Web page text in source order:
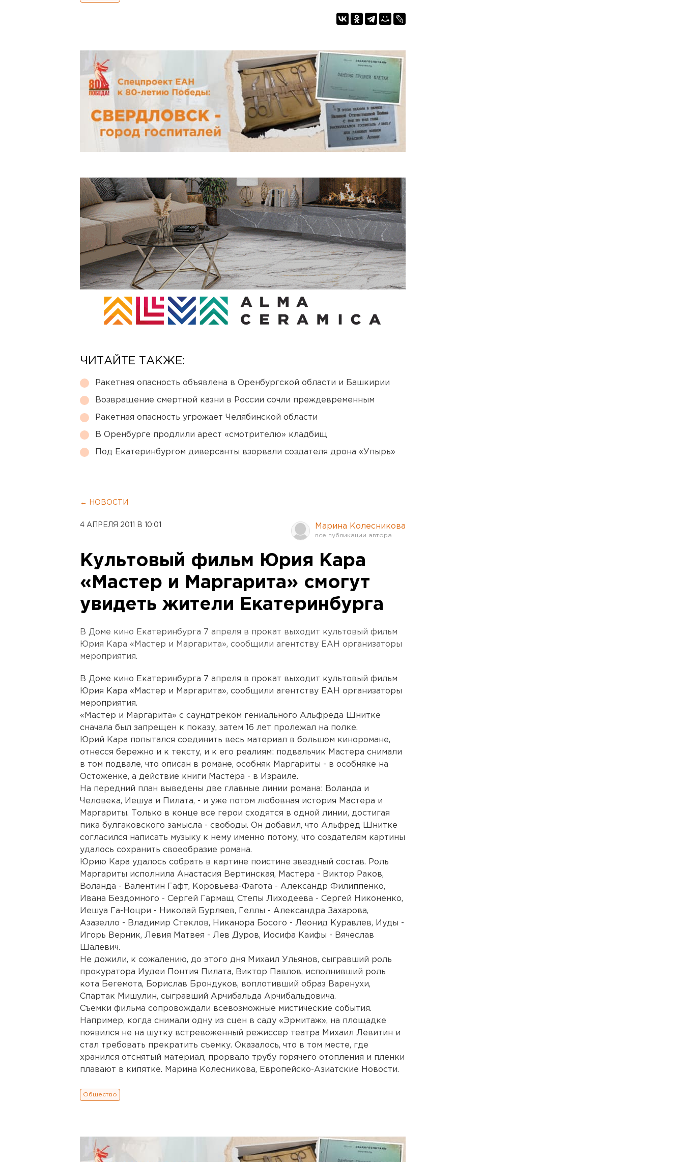
ЧИТАЙТЕ ТАКЖЕ:
Ракетная опасность объявлена в Оренбургской области и Башкирии
Возвращение смертной казни в России сочли преждевременным
Ракетная опасность угрожает Челябинской области
В Оренбурге продлили арест «смотрителю» кладбищ
Под Екатеринбургом диверсанты взорвали создателя дрона «Упырь»
← НОВОСТИ
4 АПРЕЛЯ 2011 В 10:01 Марина Колесникова
Культовый фильм Юрия Кара
«Мастер и Маргарита» смогут
увидеть жители Екатеринбурга
В Доме кино Екатеринбурга 7 апреля в прокат выходит культовый фильм
Юрия Кара «Мастер и Маргарита», сообщили агентству ЕАН организаторы
мероприятия.
В Доме кино Екатеринбурга 7 апреля в прокат выходит культовый фильм
Юрия Кара «Мастер и Маргарита», сообщили агентству ЕАН организаторы
мероприятия.
«Мастер и Маргарита» с саундтреком гениального Альфреда Шнитке
сначала был запрещен к показу, затем 16 лет пролежал на полке.
Юрий Кара попытался соединить весь материал в большом киноромане,
отнесся бережно и к тексту, и к его реалиям: подвальчик Мастера снимали
в том подвале, что описан в романе, особняк Маргариты - в особняке на
Остоженке, а действие книги Мастера - в Израиле.
На передний план выведены две главные линии романа: Воланда и
Человека, Иешуа и Пилата, - и уже потом любовная история Мастера и
Маргариты. Только в конце все герои сходятся в одной линии, достигая
пика булгаковского замысла - свободы. Он добавил, что Альфред Шнитке
согласился написать музыку к нему именно потому, что создателям картины
удалось сохранить своеобразие романа.
Юрию Кара удалось собрать в картине поистине звездный состав. Роль
Маргариты исполнила Анастасия Вертинская, Мастера - Виктор Раков,
Воланда - Валентин Гафт, Коровьева-Фагота - Александр Филиппенко,
Ивана Бездомного - Сергей Гармаш, Степы Лиходеева - Сергей Никоненко,
Иешуа Га-Ноцри - Николай Бурляев, Геллы - Александра Захарова,
Азазелло - Владимир Стеклов, Никанора Босого - Леонид Куравлев, Иуды -
Игорь Верник, Левия Матвея - Лев Дуров, Иосифа Каифы - Вячеслав
Шалевич.
Не дожили, к сожалению, до этого дня Михаил Ульянов, сыгравший роль
прокуратора Иудеи Понтия Пилата, Виктор Павлов, исполнивший роль
кота Бегемота, Борислав Брондуков, воплотивший образ Варенухи,
Спартак Мишулин, сыгравший Арчибальда Арчибальдовича.
Съемки фильма сопровождали всевозможные мистические события.
Например, когда снимали одну из сцен в саду «Эрмитаж», на площадке
появился не на шутку встревоженный режиссер театра Михаил Левитин и
стал требовать прекратить съемку. Оказалось, что в том месте, где
хранился отснятый материал, прорвало трубу горячего отопления и пленки
плавают в кипятке. Марина Колесникова, Европейско-Азиатские Новости.
Общество